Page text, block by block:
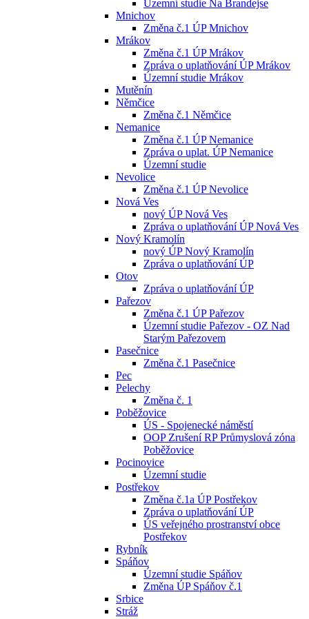
Územní studie Na Brandejse
Mnichov
Změna č.1 ÚP Mnichov
Mrákov
Změna č.1 ÚP Mrákov
Zpráva o uplatňování ÚP Mrákov
Územní studie Mrákov
Mutěnín
Němčice
Změna č.1 Němčice
Nemanice
Změna č.1 ÚP Nemanice
Zpráva o uplat. ÚP Nemanice
Územní studie
Nevolice
Změna č.1 ÚP Nevolice
Nová Ves
nový ÚP Nová Ves
Zpráva o uplatňování ÚP Nová Ves
Nový Kramolín
nový ÚP Nový Kramolín
Zpráva o uplatňování ÚP
Otov
Zpráva o uplatňování ÚP
Pařezov
Změna č.1 ÚP Pařezov
Územní studie Pařezov - OZ Nad
Starým Pařezovem
Pasečnice
Změna č.1 Pasečnice
Pec
Pelechy
Změna č. 1
Poběžovice
ÚS - Spojenecké náměstí
OOP Zrušení RP Průmyslová zóna
Poběžovice
Pocinovice
Územní studie
Postřekov
Změna č.1a ÚP Postřekov
Zpráva o uplatňování ÚP
ÚS veřejného prostranství obce
Postřekov
Rybník
Spáňov
Územní studie Spáňov
Změna ÚP Spáňov č.1
Srbice
Stráž